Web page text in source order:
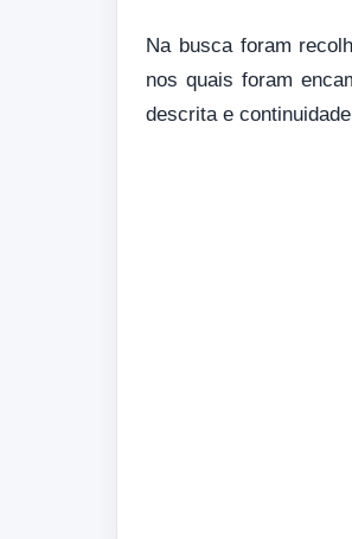
Na busca foram
nos quais foram
descrita e